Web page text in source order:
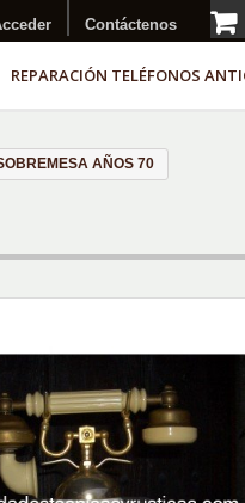
Contáctenos
REPARACIÓN TELÉFONOS
AÑOS 70